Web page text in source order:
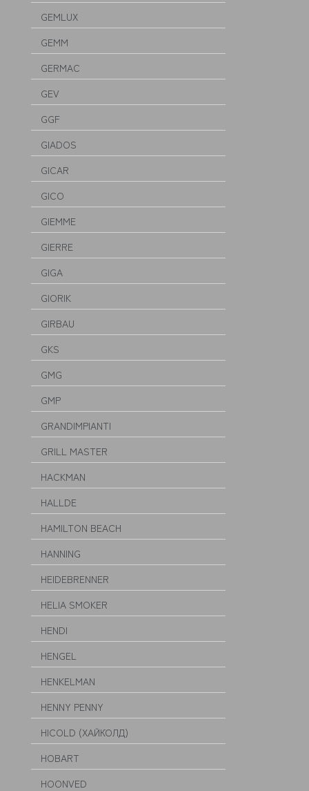
GEMLUX
GEMM
GERMAC
GEV
GGF
GIADOS
GICAR
GICO
GIEMME
GIERRE
GIGA
GIORIK
GIRBAU
GKS
GMG
GMP
GRANDIMPIANTI
GRILL MASTER
HACKMAN
HALLDE
HAMILTON BEACH
HANNING
HEIDEBRENNER
HELIA SMOKER
HENDI
HENGEL
HENKELMAN
HENNY PENNY
HICOLD (ХАЙКОЛД)
HOBART
HOONVED